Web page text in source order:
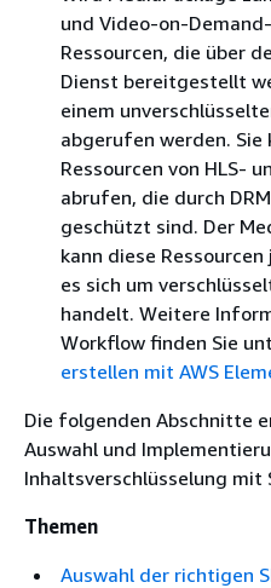
und Video-on-
Ressourcen, die über
Dienst bereitgestellt
einem
abgerufen werden. Sie
Ressourcen von HLS-
abrufen, die durch
geschützt sind. Der
kann diese
es sich um
handelt. Weitere
Workflow finden Sie
erstellen mit AWS
Die folgenden Abschnitte
Auswahl und
Inhaltsverschlüsselung mit
Themen
Auswahl der richtigen